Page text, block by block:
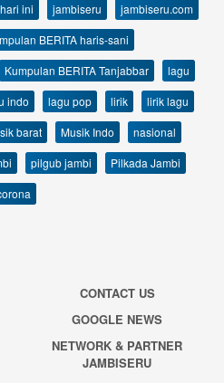
ini jambiseru
jambiseru.com
BERITA haris-sani
Kumpulan BERITA Tanjabbar
lagu
indo lagu pop lirik
lirik lagu
barat Musik Indo
nasional
pilgub jambi
Pilkada Jambi
CONTACT US
GOOGLE NEWS
NETWORK & PARTNER
JAMBISERU